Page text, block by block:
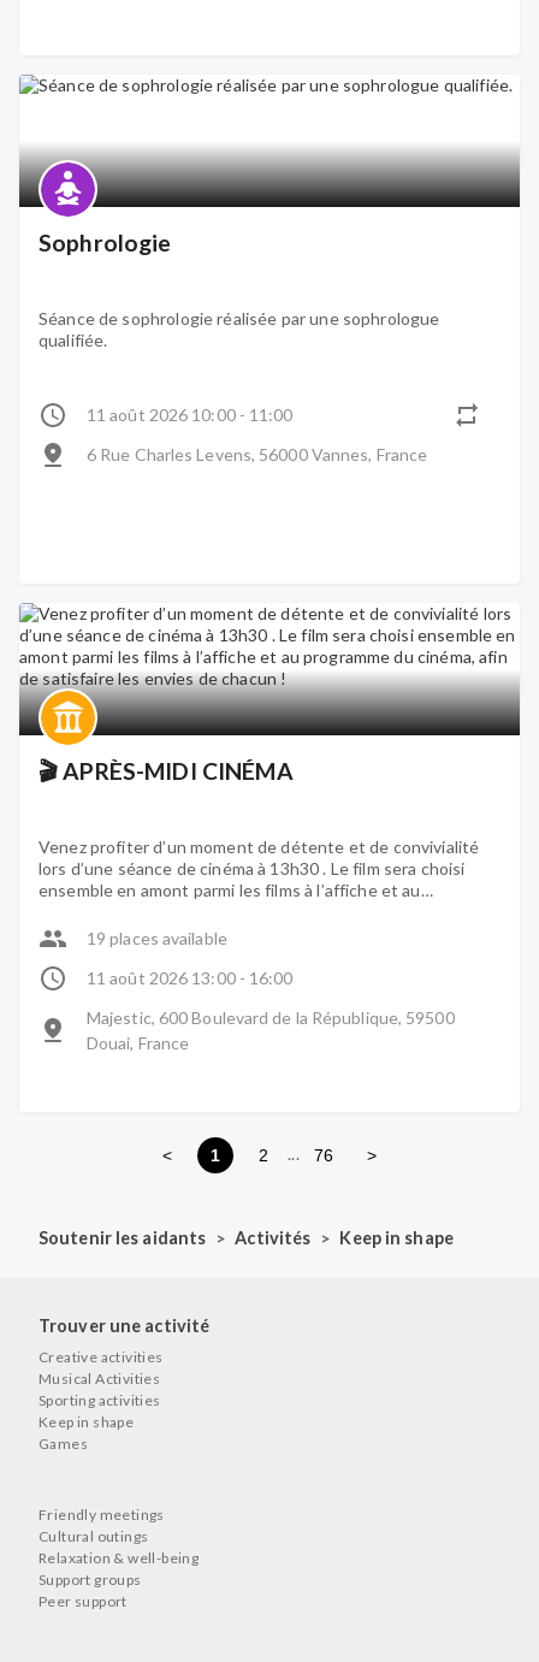
Sophrologie
Séance de sophrologie réalisée par une sophrologue
qualifiée.
11 août 2026 10:00 - 11:00
6 Rue Charles Levens, 56000 Vannes, France
🎬 APRÈS-MIDI CINÉMA
Venez profiter d’un moment de détente et de convivialité
lors d’une séance de cinéma à 13h30 . Le film sera choisi
ensemble en amont parmi les films à l’affiche et au
chacun !19 places available
11 août 2026 13:00 - 16:00
Majestic, 600 Boulevard de la République, 59500
Douai, France
< 1 2 ... 76 >
Soutenir les aidants > Activités > Keep in shape
Trouver une activité
Creative activities
Musical Activities
Sporting activities
Keep in shape
Games
Friendly meetings
Cultural outings
Relaxation & well-being
Support groups
Peer support